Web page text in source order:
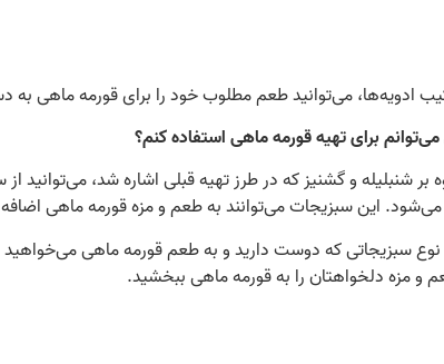
ادویه‌ها، می‌توانید طعم مطلوب خود را برای قورمه ماهی به
بر شنبلیله و گشنیز که در طرز تهیه قبلی اشاره شد، می‌توانید
این سبزیجات می‌توانند به طعم و مزه قورمه ماهی اضافه
نوع سبزیجاتی که دوست دارید و به طعم قورمه ماهی
و مزه دلخواهتان را به قورمه ماهی ببخشید.